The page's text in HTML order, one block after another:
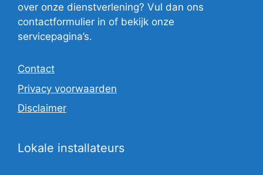
over onze dienstverlening? Vul dan ons
contactformulier in of bekijk onze
servicepagina’s.
Contact
Privacy voorwaarden
Disclaimer
Lokale installateurs